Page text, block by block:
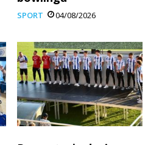
SPORT 04/08/2026